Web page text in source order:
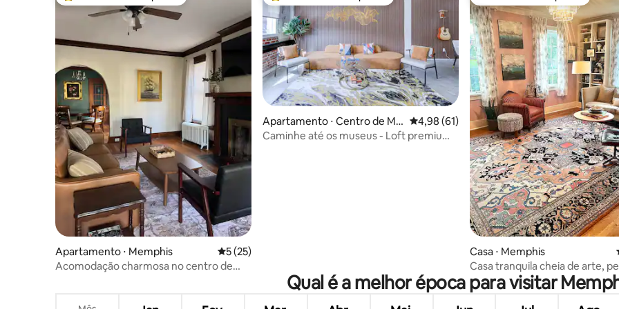
Apartamento ⋅ Memphis 5 de uma avaliação média de 5, 25 avaliações
5 (25)
Acomodação charmosa no centro de
Apartamento ⋅ Centro de Me
mphis
4,98 de uma avaliação média de 5, 61
4,98 (61)
Caminhe até os museus - Loft premium
Casa ⋅ Memphis
Casa tranquila cheia de arte,
de M, Charm Galore!
Qual é a melhor época para visitar